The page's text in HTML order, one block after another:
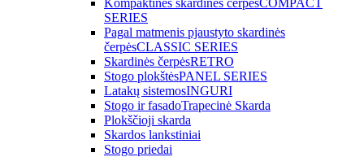
Kompaktinės skardinės čerpėsCOMPACT
SERIES
Pagal matmenis pjaustyto skardinės
čerpėsCLASSIC SERIES
Skardinės čerpėsRETRO
Stogo plokštėsPANEL SERIES
Latakų sistemosINGURI
Stogo ir fasadoTrapecinė Skarda
Plokščioji skarda
Skardos lankstiniai
Stogo priedai